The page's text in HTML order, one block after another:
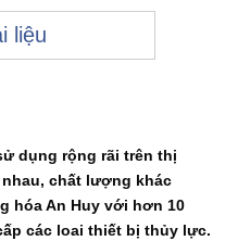
liệu
dụng rộng rãi trên thị
chất lượng khác
hóa An Huy với hơn 10
các loai thiết bị thủy lực.